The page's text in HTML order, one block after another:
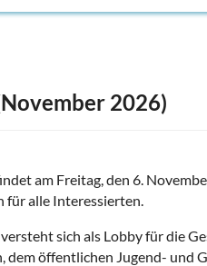
2026)
am Freitag, den 6.
für alle Interessierten.
sich als Lobby für die
dem öffentlichen Jugend- und